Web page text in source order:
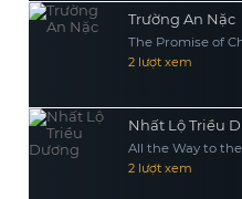
Trường An Nặc
The Promise of
2 lượt xem
Nhất Lộ Triều
All the Way to
2 lượt xem